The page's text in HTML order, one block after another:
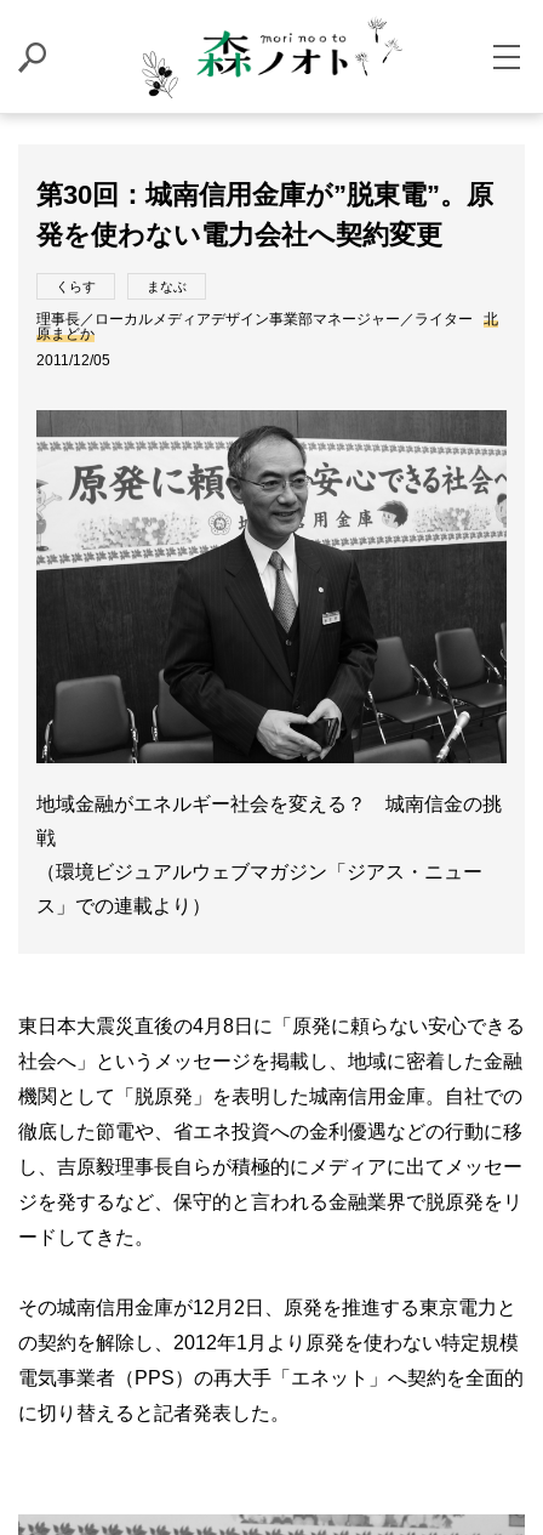
第30回：城南信用金庫が”脱東電”。原
発を使わない電力会社へ契約変更
くらす まなぶ
理事長／ローカルメディアデザイン事業部マネージャー／ライター
北
原まどか
2011/12/05
地域金融がエネルギー社会を変える？ 城南信金の挑
戦
（環境ビジュアルウェブマガジン「ジアス・ニュー
ス」での連載より）
東日本大震災直後の4月8日に「原発に頼らない安心できる
社会へ」というメッセージを掲載し、地域に密着した金融
機関として「脱原発」を表明した城南信用金庫。自社での
徹底した節電や、省エネ投資への金利優遇などの行動に移
し、吉原毅理事長自らが積極的にメディアに出てメッセー
ジを発するなど、保守的と言われる金融業界で脱原発をリ
ードしてきた。
その城南信用金庫が12月2日、原発を推進する東京電力と
の契約を解除し、2012年1月より原発を使わない特定規模
電気事業者（PPS）の再大手「エネット」へ契約を全面的
に切り替えると記者発表した。